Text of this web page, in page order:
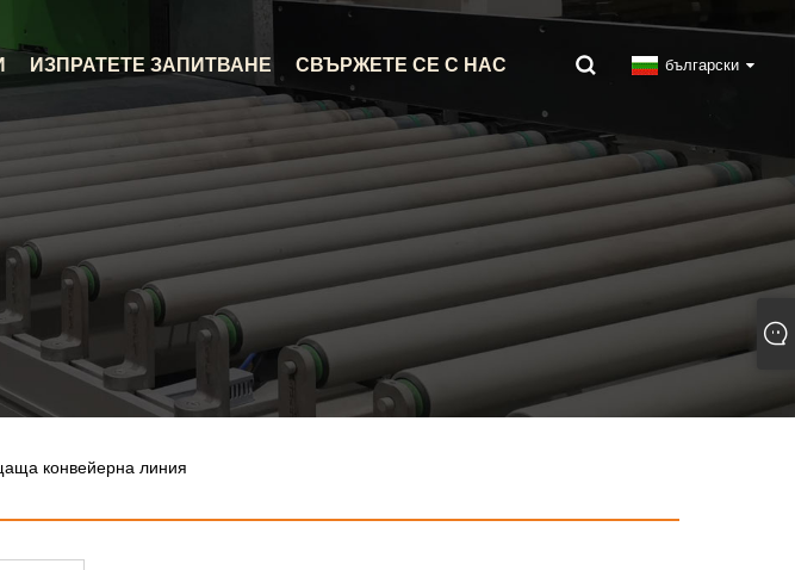
ИЗПРАТЕТЕ ЗАПИТВАНЕ СВЪРЖЕТЕ СЕ С НАС български
конвейерна линия